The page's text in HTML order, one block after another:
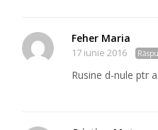
Feher Maria
17 iunie 2016
Rusine d-nule ptr